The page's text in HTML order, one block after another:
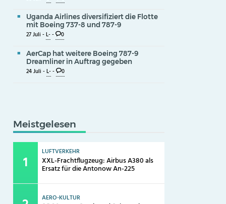
Uganda Airlines diversifiziert die Flotte
mit Boeing 737-8 und 787-9
27 Juli -L-- 0
AerCap hat weitere Boeing 787-9
Dreamliner in Auftrag gegeben
24 Juli -L-- 0
Meistgelesen
LUFTVERKEHR
XXL-Frachtflugzeug: Airbus A380 als
Ersatz für die Antonow An-225
AERO-KULTUR